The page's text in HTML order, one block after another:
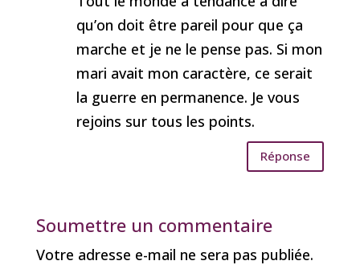
qu’on doit être pareil pour que ça
marche et je ne le pense pas. Si mon
mari avait mon caractère, ce serait
la guerre en permanence. Je vous
rejoins sur tous les points.
Réponse
Soumettre un commentaire
Votre adresse e-mail ne sera pas publiée.